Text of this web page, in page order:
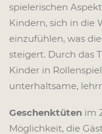
spielerischen
Kindern, sich in die
einzufühlen, was
steigert. Durch das
Kinder in
unterhaltsame,
Geschenktüten im
Möglichkeit, die